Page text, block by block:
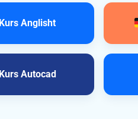
Kurs Anglisht
Kurs Autocad